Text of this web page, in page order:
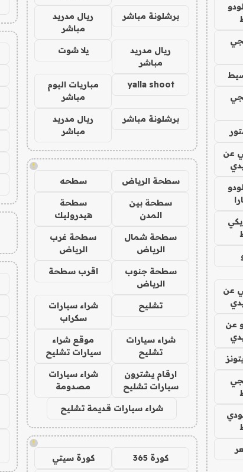
عن
عن
عن
برشلونة مباشر
ريال مدريد
مباشر
ريال مدريد
مباشر
يلا شوت
yalla shoot
مباريات اليوم
مباشر
برشلونة مباشر
ريال مدريد
مباشر
!
سطحة الرياض سطحه
سطحة بين
المدن
سطحة
هيدروليك
سطحة شمال
الرياض
سطحة غرب
الرياض
سطحة جنوب
الرياض
اقرب سطحة
تشليح
شراء سيارات
سكراب
شراء سيارات
تشليح
موقع شراء
سيارات تشليح
ارقام يشترون
سيارات تشليح
شراء سيارات
مصدومة
شراء سيارات قديمة تشليح
!
كورة 365 كورة سيتي